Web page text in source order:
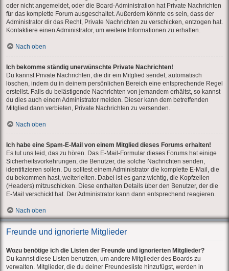
oder nicht angemeldet, oder die Board-Administration hat Private Nachrichten
für das komplette Forum ausgeschaltet. Außerdem könnte es sein, dass der
Administrator dir das Recht, Private Nachrichten zu verschicken, entzogen hat.
Kontaktiere einen Administrator, um weitere Informationen zu erhalten.
Nach oben
Ich bekomme ständig unerwünschte Private Nachrichten!
Du kannst Private Nachrichten, die dir ein Mitglied sendet, automatisch
löschen, indem du in deinem persönlichen Bereich eine entsprechende Regel
erstellst. Falls du belästigende Nachrichten von jemandem erhältst, so kannst
du dies auch einem Administrator melden. Dieser kann dem betreffenden
Mitglied dann verbieten, Private Nachrichten zu versenden.
Nach oben
Ich habe eine Spam-E-Mail von einem Mitglied dieses Forums erhalten!
Es tut uns leid, das zu hören. Das E-Mail-Formular dieses Forums hat einige
Sicherheitsvorkehrungen, die Benutzer, die solche Nachrichten senden,
identifizieren sollen. Du solltest einem Administrator die komplette E-Mail, die
du bekommen hast, weiterleiten. Dabei ist es ganz wichtig, die Kopfzeilen
(Headers) mitzuschicken. Diese enthalten Details über den Benutzer, der die
E-Mail verschickt hat. Der Administrator kann dann entsprechend reagieren.
Nach oben
Freunde und ignorierte Mitglieder
Wozu benötige ich die Listen der Freunde und ignorierten Mitglieder?
Du kannst diese Listen benutzen, um andere Mitglieder des Boards zu
verwalten. Mitglieder, die du deiner Freundesliste hinzufügst, werden in